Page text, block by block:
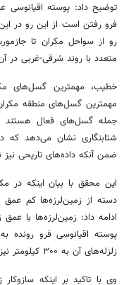
توضیح داد: پوسته اقیانوسی
فرو رفتن است از این رو در
رو از سواحل مکران تا
متعدد با روند شرقی-غربی در
خطیب، مهمترین گسل‌های
مهمترین گسل‌های منطقه
جمله گسل‌های فعال هستند
شتابنگاری نشان می‌دهد که
ضمن آنکه داده‌های تاریحی نیز
این محقق با بیان اینکه در
دسته از زمین‌لرزه‌ها کم عمق
ادامه داد: زمین‌لرزه‌ها با
پوسته اقیانوسی فرو رونده
زلزله‌های آن به ۳۰۰ کیلومتر نیز می‌رسد.
وی با تاکید بر اینکه